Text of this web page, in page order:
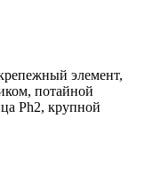
элемент,
потайной
Ph2, крупной